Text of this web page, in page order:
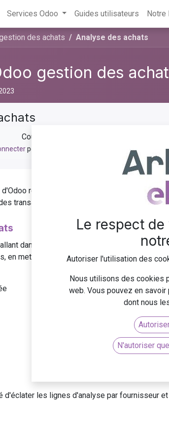
Services Odoo Guides utilisateurs Notre
des achats Analyse des achats
gestion des
Cours privé
pour contacter un responsable.
réside dans sa fonctionnalité d'analyse
transactions effectuées sur une période
dans le menu Analyse ‣ Achats puis
en mettant l'accent sur des mesures clés
les lignes d'analyse par fournisseur et
Le respect
Autoriser l'utilisation des
Nous utilisons des cookies
web. Vous pouvez en
dont nous
N'autoriser